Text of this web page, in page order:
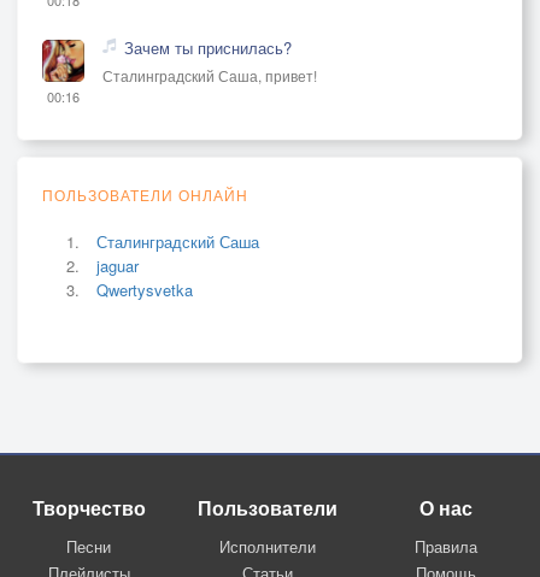
00:16
Зачем ты приснилась?
Сталинградский Саша, привет!
ПОЛЬЗОВАТЕЛИ ОНЛАЙН
Сталинградский Саша
jaguar
Qwertysvetka
Творчество
Песни
Пользователи
Исполнители
О нас
Правила